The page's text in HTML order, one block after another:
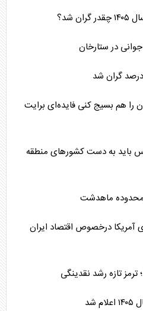
شد؟
را هم بسیج کنی فایده‌ای برایت
باید به دست کشورهای منطقه
ماهدشت
آمریکا درخصوص اقتصاد ایران
تازه رشد نقدینگی